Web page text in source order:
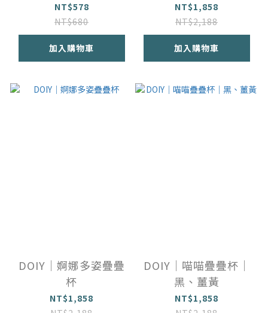
NT$578
NT$680
加入購物車
NT$1,858
NT$2,188
加入購物車
DOIY｜婀娜多姿疊疊
杯
NT$1,858
DOIY｜喵喵疊疊杯｜
黑、薑黃
NT$1,858